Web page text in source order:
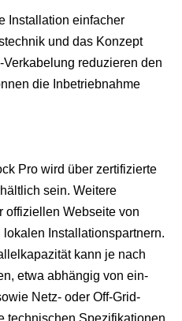
Installation einfacher
und das Konzept
reduzieren den
die Inbetriebnahme
Pro wird über zertifizierte
sein. Weitere
offiziellen Webseite von
lokalen Installationspartnern.
kann je nach
etwa abhängig von ein-
Netz- oder Off-Grid-
technischen Spezifikationen